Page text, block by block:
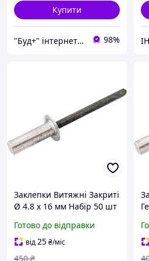
Купити
"Буд+" інтернет-магазин інструментів та лебідок 98%
Заклепки Витяжні Закриті
Ø 4.8 х 16 мм Набір 50 шт
Готово до відправки
від25₴/міс
450 ₴